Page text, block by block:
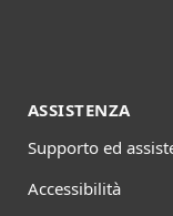
ASSISTENZA
Supporto ed
Accessibilità